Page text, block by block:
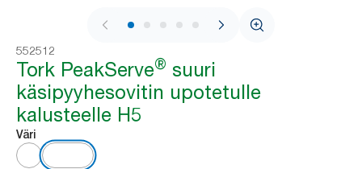
1 / 9
552512
Tork PeakServe® suuri
käsipyyhesovitin upotetulle
kalusteelle H5
Väri